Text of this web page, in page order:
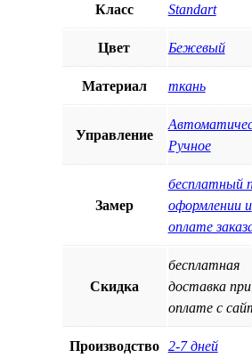
Класс Standart
Цвет Бежевый
Материал ткань
Управление
Ручное
Замер
бесплатный
оформлении и
оплате
Скидка
бесплатная
доставка при
оплате с
Производство 2-7 дней